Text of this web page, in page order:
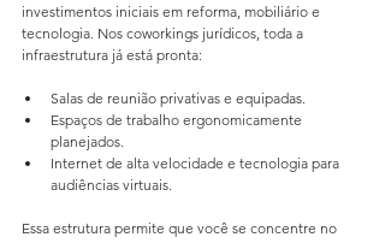
investimentos iniciais em reforma, mobiliário e
tecnologia. Nos coworkings jurídicos, toda a
infraestrutura já está pronta:
Salas de reunião privativas e equipadas.
Espaços de trabalho ergonomicamente
planejados.
Internet de alta velocidade e tecnologia para
audiências virtuais.
Essa estrutura permite que você se concentre no